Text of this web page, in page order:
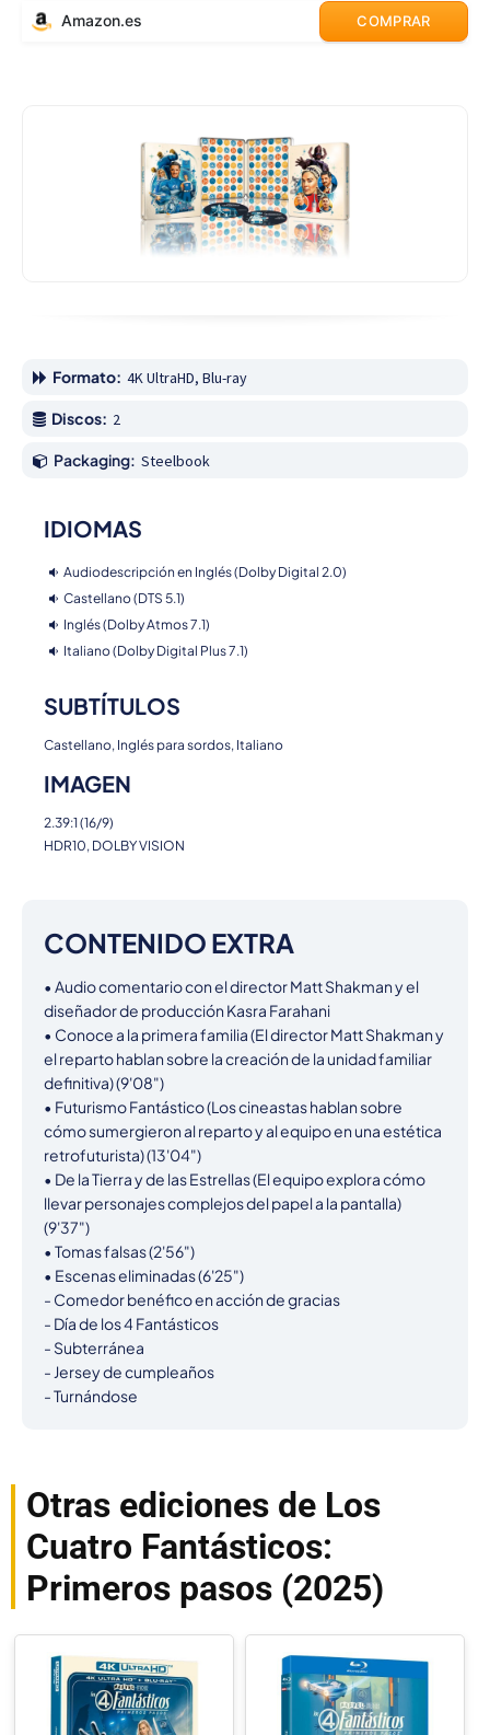
Amazon.es COMPRAR
Formato: 4K UltraHD, Blu-ray
Discos: 2
Packaging: Steelbook
IDIOMAS
Audiodescripción en Inglés (Dolby Digital 2.0)
Castellano (DTS 5.1)
Inglés (Dolby Atmos 7.1)
Italiano (Dolby Digital Plus 7.1)
SUBTÍTULOS
Castellano, Inglés para sordos, Italiano
IMAGEN
2.39:1 (16/9)
HDR10, DOLBY VISION
CONTENIDO EXTRA
• Audio comentario con el director Matt Shakman y el
diseñador de producción Kasra Farahani
• Conoce a la primera familia (El director Matt Shakman y
el reparto hablan sobre la creación de la unidad familiar
definitiva) (9'08")
• Futurismo Fantástico (Los cineastas hablan sobre
cómo sumergieron al reparto y al equipo en una estética
retrofuturista) (13'04")
• De la Tierra y de las Estrellas (El equipo explora cómo
llevar personajes complejos del papel a la pantalla)
(9'37")
• Tomas falsas (2'56")
• Escenas eliminadas (6'25")
- Comedor benéfico en acción de gracias
- Día de los 4 Fantásticos
- Subterránea
- Jersey de cumpleaños
- Turnándose
Otras ediciones de Los
Cuatro Fantásticos:
Primeros pasos (2025)